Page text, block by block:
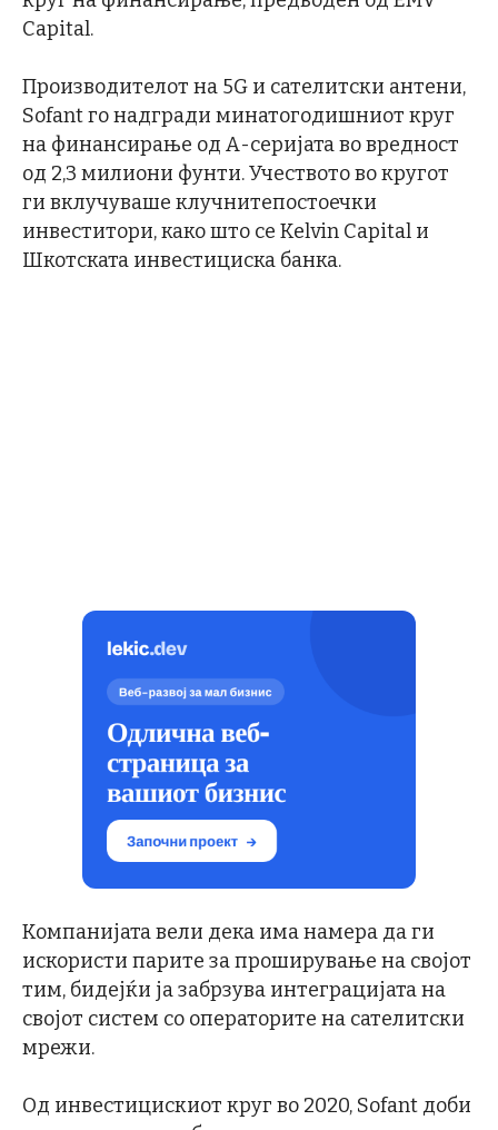
Capital.
Производителот на 5G и сателитски антени,
Sofant го надгради минатогодишниот круг
на финансирање од A-серијата во вредност
од 2,3 милиони фунти. Учеството во кругот
ги вклучуваше клучнитепостоечки
инвеститори, како што се Kelvin Capital и
Шкотската инвестициска банка.
Компанијата вели дека има намера да ги
искористи парите за проширување на својот
тим, бидејќи ја забрзува интеграцијата на
својот систем со операторите на сателитски
мрежи.
Од инвестицискиот круг во 2020, Sofant доби